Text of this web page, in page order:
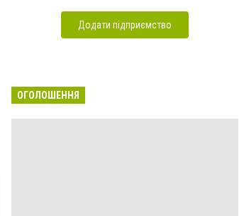
Додати підприємство
ОГОЛОШЕННЯ